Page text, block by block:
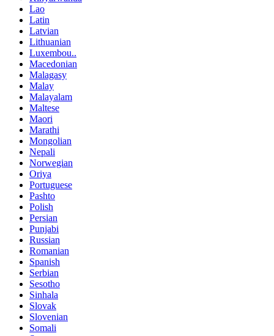
Lao
Latin
Latvian
Lithuanian
Luxembou..
Macedonian
Malagasy
Malay
Malayalam
Maltese
Maori
Marathi
Mongolian
Nepali
Norwegian
Oriya
Portuguese
Pashto
Polish
Persian
Punjabi
Russian
Romanian
Spanish
Serbian
Sesotho
Sinhala
Slovak
Slovenian
Somali